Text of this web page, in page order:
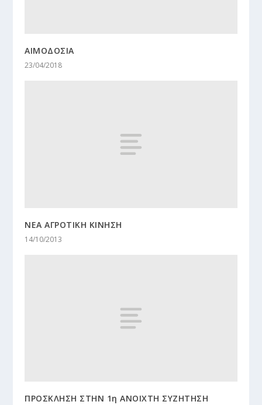
ΑΙΜΟΔΟΣΙΑ
23/04/2018
ΝΕΑ ΑΓΡΟΤΙΚΗ ΚΙΝΗΣΗ
14/10/2013
ΠΡΟΣΚΛΗΣΗ ΣΤΗΝ 1η ΑΝΟΙΧΤΗ ΣΥΖΗΤΗΣΗ